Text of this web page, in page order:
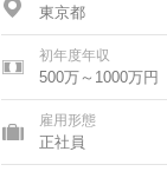
東京都
初年度年収
500万～1000万円
雇用形態
正社員